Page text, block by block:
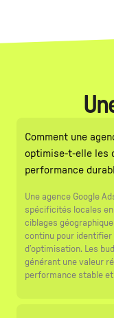
Comment une
optimise-t-elle les
performance
Une agence Google
spécificités locales
ciblages
continu pour
d’optimisation. Les
générant une valeur
performance stable